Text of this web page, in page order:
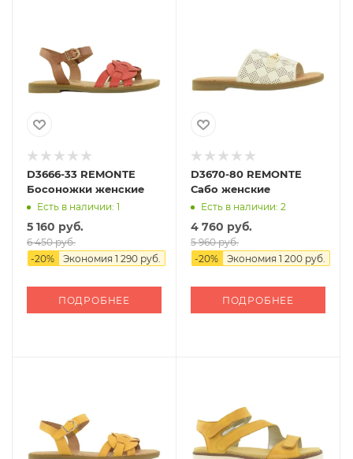
D3666-33 REMONTE
Босоножки женские
Есть в наличии: 1
5 160 руб.
6 450 руб.
-20% Экономия 1 290 руб.
ПОДРОБНЕЕ
D3670-80 REMONTE
Сабо женские
Есть в наличии: 2
4 760 руб.
5 960 руб.
-20% Экономия 1 200 руб.
ПОДРОБНЕЕ